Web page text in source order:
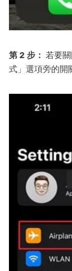
第 2 步： 若要
式」選項旁的開